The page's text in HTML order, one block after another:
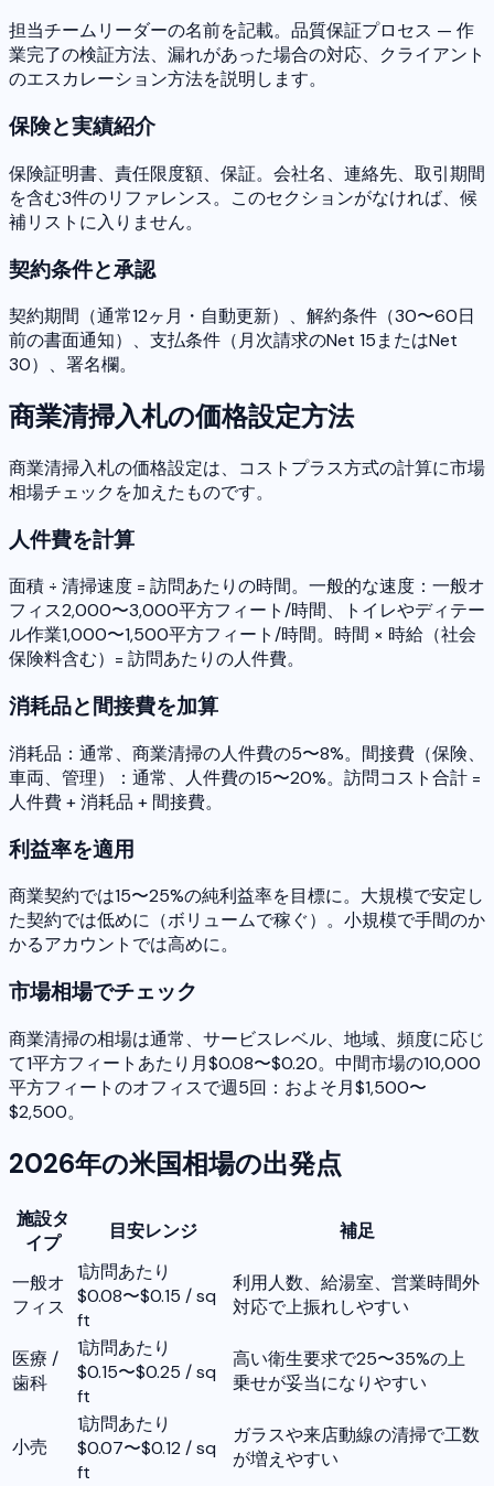
担当チームリーダーの名前を記載。品質保証プロセス — 作
業完了の検証方法、漏れがあった場合の対応、クライアント
のエスカレーション方法を説明します。
保険と実績紹介
保険証明書、責任限度額、保証。会社名、連絡先、取引期間
を含む3件のリファレンス。このセクションがなければ、候
補リストに入りません。
契約条件と承認
契約期間（通常12ヶ月・自動更新）、解約条件（30〜60日
前の書面通知）、支払条件（月次請求のNet 15またはNet
30）、署名欄。
商業清掃入札の価格設定方法
商業清掃入札の価格設定は、コストプラス方式の計算に市場
相場チェックを加えたものです。
人件費を計算
面積 ÷ 清掃速度 = 訪問あたりの時間。一般的な速度：一般オ
フィス2,000〜3,000平方フィート/時間、トイレやディテー
ル作業1,000〜1,500平方フィート/時間。時間 × 時給（社会
保険料含む）= 訪問あたりの人件費。
消耗品と間接費を加算
消耗品：通常、商業清掃の人件費の5〜8%。間接費（保険、
車両、管理）：通常、人件費の15〜20%。訪問コスト合計 =
人件費 + 消耗品 + 間接費。
利益率を適用
商業契約では15〜25%の純利益率を目標に。大規模で安定し
た契約では低めに（ボリュームで稼ぐ）。小規模で手間のか
かるアカウントでは高めに。
市場相場でチェック
商業清掃の相場は通常、サービスレベル、地域、頻度に応じ
て1平方フィートあたり月$0.08〜$0.20。中間市場の10,000
平方フィートのオフィスで週5回：およそ月$1,500〜
$2,500。
2026年の米国相場の出発点
施設タ
イプ
目安レンジ 補足
一般オ
フィス
1訪問あたり
$0.08〜$0.15 / sq
ft
利用人数、給湯室、営業時間外
対応で上振れしやすい
医療 /
歯科
1訪問あたり
$0.15〜$0.25 / sq
ft
高い衛生要求で25〜35%の上
乗せが妥当になりやすい
小売
1訪問あたり
$0.07〜$0.12 / sq
ft
ガラスや来店動線の清掃で工数
が増えやすい